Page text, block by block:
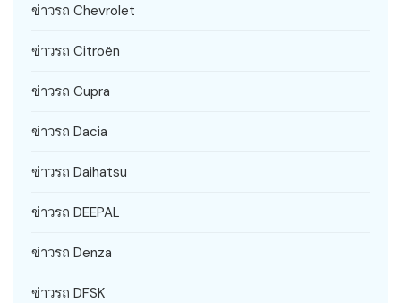
ข่าวรถ Chevrolet
ข่าวรถ Citroën
ข่าวรถ Cupra
ข่าวรถ Dacia
ข่าวรถ Daihatsu
ข่าวรถ DEEPAL
ข่าวรถ Denza
ข่าวรถ DFSK